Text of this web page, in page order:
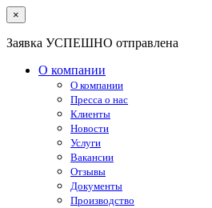
×
Заявка УСПЕШНО отправлена
О компании
О компании
Пресса о нас
Клиенты
Новости
Услуги
Вакансии
Отзывы
Документы
Производство